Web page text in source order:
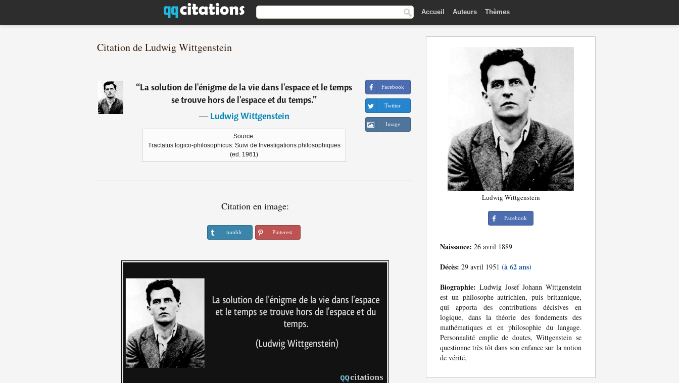
Accueil Auteurs Thèmes
Citation de Ludwig Wittgenstein
“La solution de l'énigme de la vie dans l'espace et le temps
se trouve hors de l'espace et du temps.”
―Ludwig Wittgenstein
Source:
Tractatus logico-philosophicus: Suivi de Investigations philosophiques
(ed. 1961)
Facebook
Twitter
Image
Citation en image:
tumblr Pinterest
Ludwig Wittgenstein
Facebook
Naissance: 26 avril 1889
Décès: 29 avril 1951 (à 62 ans)
Biographie: Ludwig Josef Johann Wittgenstein
est un philosophe autrichien, puis britannique,
qui apporta des contributions décisives en
logique, dans la théorie des fondements des
mathématiques et en philosophie du langage.
Personnalité emplie de doutes, Wittgenstein se
questionne très tôt dans son enfance sur la notion
de vérité,